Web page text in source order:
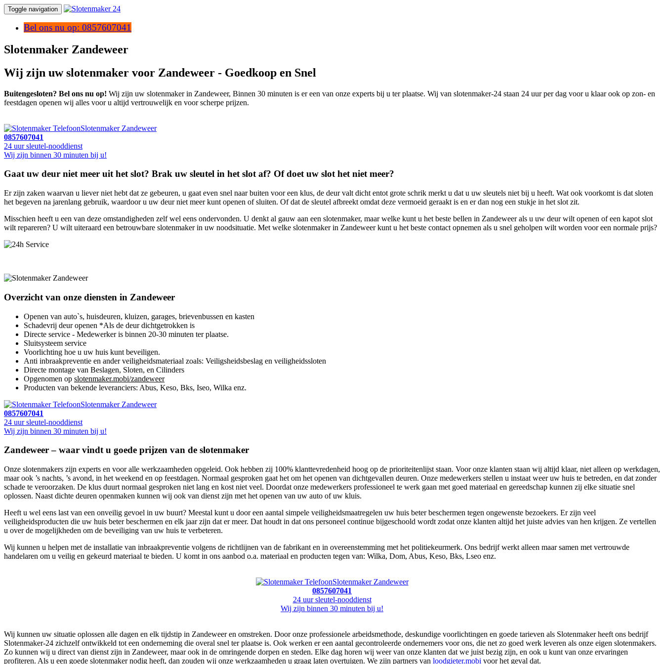
Toggle navigation
Bel ons nu op: 0857607041
Slotenmaker Zandeweer
Wij zijn uw slotenmaker voor Zandeweer - Goedkoop en Snel
Buitengesloten? Bel ons nu op! Wij zijn uw slotenmaker in Zandeweer, Binnen 30 minuten is er een van onze experts bij u ter plaatse. Wij van slotenmaker-24 staan 24 uur per dag voor u klaar ook op zon- en
feestdagen openen wij alles voor u altijd vertrouwelijk en voor scherpe prijzen.
Slotenmaker Zandeweer
0857607041
24 uur sleutel-nooddienst
Wij zijn binnen 30 minuten bij u!
Gaat uw deur niet meer uit het slot? Brak uw sleutel in het slot af? Of doet uw slot het niet meer?
Er zijn zaken waarvan u liever niet hebt dat ze gebeuren, u gaat even snel naar buiten voor een klus, de deur valt dicht entot grote schrik merkt u dat u uw sleutels niet bij u heeft. Wat ook voorkomt is dat sloten
het begeven na jarenlang gebruik, waardoor u uw deur niet meer kunt openen of sluiten. Of dat de sleutel afbreekt omdat deze vermoeid geraakt is en er dan nog een stukje in het slot zit.
Misschien heeft u een van deze omstandigheden zelf wel eens ondervonden. U denkt al gauw aan een slotenmaker, maar welke kunt u het beste bellen in Zandeweer als u uw deur wilt openen of een kapot slot
wilt repareren? U wilt uiteraard een betrouwbare slotenmaker in uw noodsituatie. Met welke slotenmaker in Zandeweer kunt u het beste contact opnemen als u snel geholpen wilt worden voor een normale prijs?
Overzicht van onze diensten in Zandeweer
Openen van auto`s, huisdeuren, kluizen, garages, brievenbussen en kasten
Schadevrij deur openen *Als de deur dichtgetrokken is
Directe service - Medewerker is binnen 20-30 minuten ter plaatse.
Sluitsysteem service
Voorlichting hoe u uw huis kunt beveiligen.
Anti inbraakpreventie en ander veiligheidsmateriaal zoals: Veiligsheidsbeslag en veiligheidssloten
Directe montage van Beslagen, Sloten, en Cilinders
Opgenomen op slotenmaker.mobi/zandeweer
Producten van bekende leveranciers: Abus, Keso, Bks, Iseo, Wilka enz.
Slotenmaker Zandeweer
0857607041
24 uur sleutel-nooddienst
Wij zijn binnen 30 minuten bij u!
Zandeweer – waar vindt u goede prijzen van de slotenmaker
Onze slotenmakers zijn experts en voor alle werkzaamheden opgeleid. Ook hebben zij 100% klanttevredenheid hoog op de prioriteitenlijst staan. Voor onze klanten staan wij altijd klaar, niet alleen op werkdagen,
maar ook ’s nachts, ’s avond, in het weekend en op feestdagen. Normaal gesproken gaat het om het openen van dichtgevallen deuren. Onze medewerkers stellen u instaat weer uw huis te betreden, en dat zonder
schade te veroorzaken. De klus duurt normaal gesproken niet lang en kost niet veel. Doordat onze medewerkers professioneel te werk gaan met goed materiaal en gereedschap kunnen zij elke situatie snel
oplossen. Naast dichte deuren openmaken kunnen wij ook van dienst zijn met het openen van uw auto of uw kluis.
Heeft u wel eens last van een onveilig gevoel in uw buurt? Meestal kunt u door een aantal simpele veiligheidsmaatregelen uw huis beter beschermen tegen ongewenste bezoekers. Er zijn veel
veiligheidsproducten die uw huis beter beschermen en elk jaar zijn dat er meer. Dat houdt in dat ons personeel continue bijgeschoold wordt zodat onze klanten altijd het juiste advies van hen krijgen. Ze vertellen
u over de mogelijkheden om de beveiliging van uw huis te verbeteren.
Wij kunnen u helpen met de installatie van inbraakpreventie volgens de richtlijnen van de fabrikant en in overeenstemming met het politiekeurmerk. Ons bedrijf werkt alleen maar samen met vertrouwde
handelaren om u veilig en gekeurd materiaal te bieden. U komt in ons aanbod o.a. materiaal en producten tegen van: Wilka, Dom, Abus, Keso, Bks, Lseo enz.
Slotenmaker Zandeweer
0857607041
24 uur sleutel-nooddienst
Wij zijn binnen 30 minuten bij u!
Wij kunnen uw situatie oplossen alle dagen en elk tijdstip in Zandeweer en omstreken. Door onze professionele arbeidsmethode, deskundige voorlichtingen en goede tarieven als Slotenmaker heeft ons bedrijf
Slotenmaker-24 zichzelf ontwikkeld tot een onderneming die overal snel ter plaatse is. Ook werken er een aantal gecontroleerde ondernemers voor ons, die net zo goed werk leveren als onze eigen slotenmakers.
Zo kunnen wij u direct van dienst zijn in Zandeweer, maar ook in de omringende dorpen en steden. Elke dag horen wij weer van onze klanten dat we juist bezig zijn, en ook u kunt van onze ervaringen
profiteren. Als u een goede slotenmaker nodig heeft, dan zouden wij onze werkzaamheden u graag laten overtuigen. We zijn partners van loodgieter.mobi voor het geval dat.